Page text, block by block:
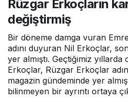
Rüzgar Erkoçların
değiştirmiş
Bir döneme damga vuran
adını duyuran Nil Erkoçlar,
yer almıştı. Geçtiğimiz
Erkoçlar, Rüzgar Erkoçlar
magazin gündeminde yer
bilinmeyen bir ayrıntı ortaya